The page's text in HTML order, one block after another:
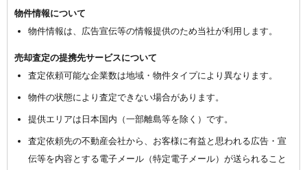
物件情報について
物件情報は、広告宣伝等の情報提供のため当社が利用します。
売却査定の提携先サービスについて
査定依頼可能な企業数は地域・物件タイプにより異なります。
物件の状態により査定できない場合があります。
提供エリアは日本国内（一部離島等を除く）です。
査定依頼先の不動産会社から、お客様に有益と思われる広告・宣
伝等を内容とする電子メール（特定電子メール）が送られること